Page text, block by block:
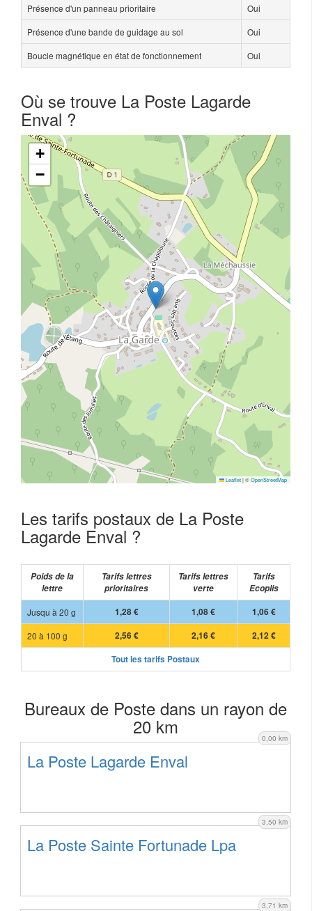
Présence d'un panneau prioritaire
Oui
Présence d'une bande de guidage au sol
Oui
Boucle magnétique en état de fonctionnement
Oui
Où se trouve La Poste Lagarde
Enval ?
+
−
Leaflet|©OpenStreetMap
Les tarifs postaux de La Poste
Lagarde Enval ?
Poids de la
lettre
Tarifs lettres
prioritaires
Tarifs lettres
verte
Tarifs
Ecoplis
Jusqu à 20 g
1,28 € 1,08 €
1,06 €
20 à 100 g
2,56 € 2,16 €
2,12 €
Tout les tarifs Postaux
Bureaux de Poste dans un rayon de
20 km 0,00 km
La Poste Lagarde Enval
3,50 km
La Poste Sainte Fortunade Lpa
3,71 km